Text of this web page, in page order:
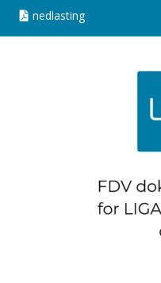
nedlasting